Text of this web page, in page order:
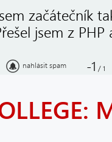
začátečník
jsem z PHP
nahlásit spam -1 / 1